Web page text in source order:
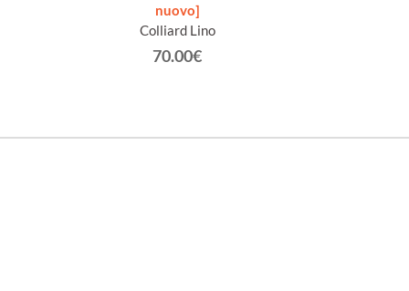
nuovo]
Colliard Lino
70.00€